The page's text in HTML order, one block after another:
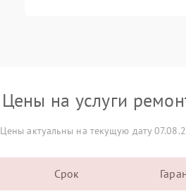
Цены на услуги
Цены актуальны на текущую дату
Срок